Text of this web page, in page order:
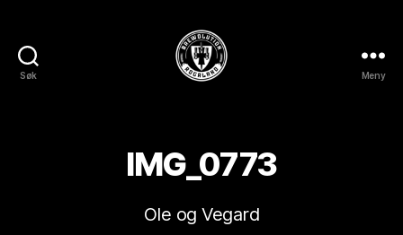
Søk Meny
IMG_0773
Ole og Vegard
B
w